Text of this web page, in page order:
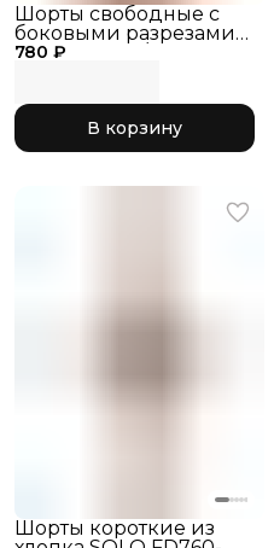
780 ₽
Шорты свободные с
боковыми разрезами
SOLO RG763/2-110
В корзину
Шорты короткие из